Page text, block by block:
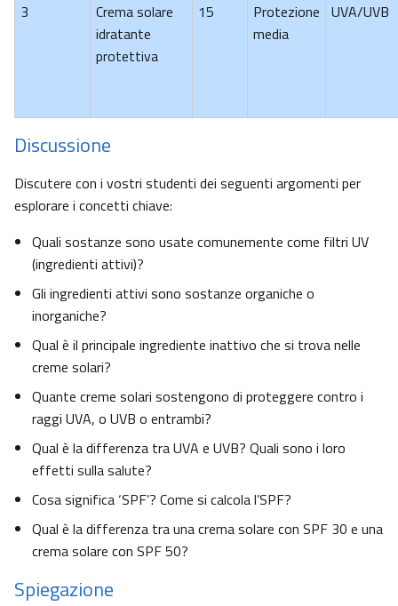
3
Crema solare
idratante
protettiva
15
Protezione
media
UVA/UVB
Discussione
Discutere con i vostri studenti dei seguenti argomenti per
esplorare i concetti chiave:
Quali sostanze sono usate comunemente come filtri UV
(ingredienti attivi)?
Gli ingredienti attivi sono sostanze organiche o
inorganiche?
Qual è il principale ingrediente inattivo che si trova nelle
creme solari?
Quante creme solari sostengono di proteggere contro i
raggi UVA, o UVB o entrambi?
Qual è la differenza tra UVA e UVB? Quali sono i loro
effetti sulla salute?
Cosa significa ‘SPF’? Come si calcola l’SPF?
Qual è la differenza tra una crema solare con SPF 30 e una
crema solare con SPF 50?
Spiegazione